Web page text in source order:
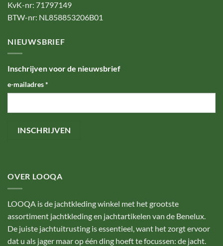
KvK-nr: 71797149
BTW-nr: NL858853206B01
NIEUWSBRIEF
Inschrijven voor de nieuwsbrief
e-mailadres*
OVER LOOQA
LOOQA is de jachtkleding winkel met het grootste
assortiment jachtkleding en jachtartikelen van de Benelux.
De juiste jachtuitrusting is essentieel, want het zorgt ervoor
dat u als jager maar op één ding hoeft te focussen: de jacht.